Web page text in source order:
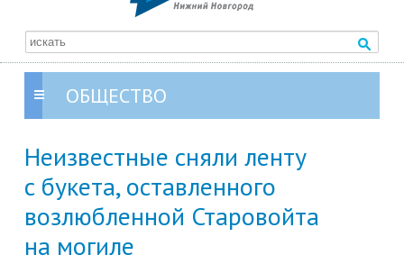
ОБЩЕСТВО
Неизвестные сняли ленту
с букета, оставленного
возлюбленной Старовойта
на могиле